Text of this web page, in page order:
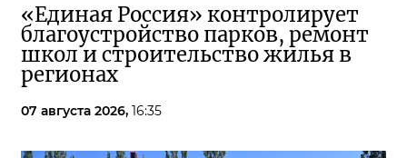
«Единая Россия» контролирует
благоустройство парков, ремонт
школ и строительство жилья в
регионах
07 августа 2026, 16:35